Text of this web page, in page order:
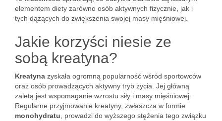
elementem diety zarówno osób aktywnych fizycznie, jak i
tych dążących do zwiększenia swojej masy mięśniowej.
Jakie korzyści niesie ze
sobą kreatyna?
Kreatyna zyskała ogromną popularność wśród sportowców
oraz osób prowadzących aktywny tryb życia. Jej główną
zaletą jest wspomaganie wzrostu siły i masy mięśniowej.
Regularne przyjmowanie kreatyny, zwłaszcza w formie
monohydratu , prowadzi do wyższego stężenia tego związku